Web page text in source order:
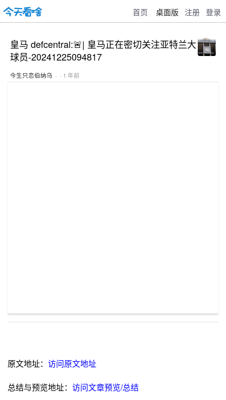
首页 桌面版 注册 登录
皇马 defcentral:🚨| 皇马正在密切关注亚特兰大
球员-20241225094817
今生只恋伯纳乌 · · 1 年前
原文地址： 访问原文地址
总结与预览地址： 访问文章预览/总结